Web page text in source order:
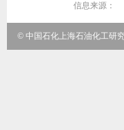
信息来源：
© 中国石化上海石油化工研